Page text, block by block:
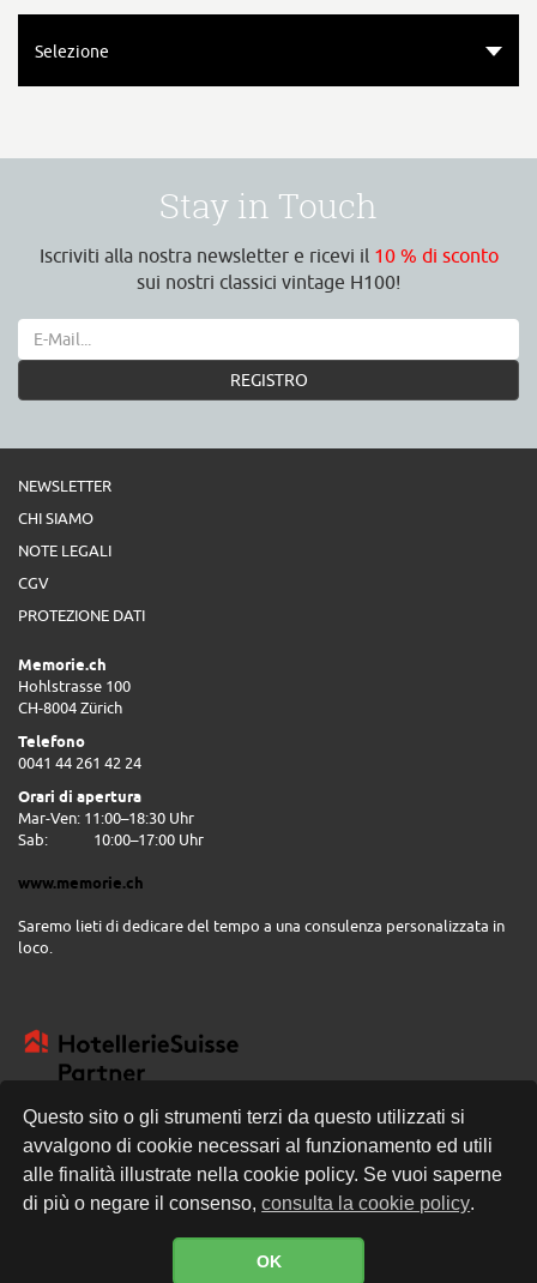
Questo sito o gli strumenti terzi da questo utilizzati si
avvalgono di cookie necessari al funzionamento ed utili
alle finalità illustrate nella cookie policy. Se vuoi saperne
di più o negare il consenso,consulta la cookie policy.
OK
Selezione
Stay in Touch
Iscriviti alla nostra newsletter e ricevi il 10 % di sconto
sui nostri classici vintage H100!
REGISTRO
NEWSLETTER
CHI SIAMO
NOTE LEGALI
CGV
PROTEZIONE DATI
Memorie.ch
Hohlstrasse 100
CH-8004 Zürich
Telefono
0041 44 261 42 24
Orari di apertura
Mar-Ven: 11:00–18:30 Uhr
Sab:
10:00–17:00 Uhr
www.memorie.ch
Saremo lieti di dedicare del tempo a una consulenza personalizzata in
loco.
CONSEGNA GRATUITA